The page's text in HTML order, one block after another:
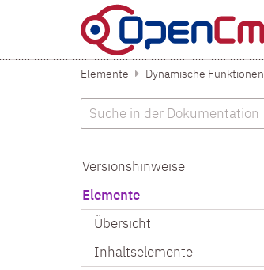
Zum Inhalt springen
Elemente Dynamische Funktionen
Suche
Versionshinweise
Elemente
Übersicht
Inhaltselemente